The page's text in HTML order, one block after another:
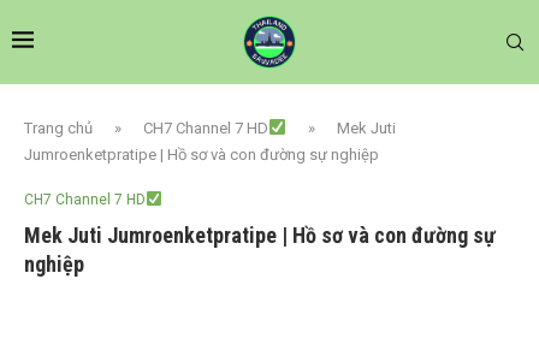
Trang chủ » CH7 Channel 7 HD »
Mek Juti
Jumroenketpratipe | Hồ sơ và con đường sự nghiệp
CH7 Channel 7 HD
Mek Juti Jumroenketpratipe | Hồ sơ và con đường sự
nghiệp